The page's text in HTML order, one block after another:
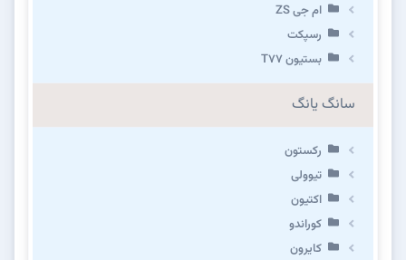
ام جی ZS
رسپکت
بستیون T۷۷
سانگ یانگ
رکستون
تیوولی
اکتیون
کوراندو
کایرون